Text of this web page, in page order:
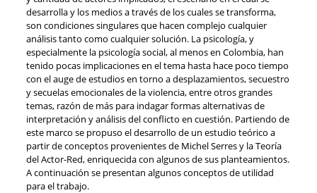
desarrolla y los medios a través de los cuales se transforma,
son condiciones singulares que hacen complejo cualquier
análisis tanto como cualquier solución. La psicología, y
especialmente la psicología social, al menos en Colombia, han
tenido pocas implicaciones en el tema hasta hace poco tiempo
con el auge de estudios en torno a desplazamientos, secuestro
y secuelas emocionales de la violencia, entre otros grandes
temas, razón de más para indagar formas alternativas de
interpretación y análisis del conflicto en cuestión. Partiendo de
este marco se propuso el desarrollo de un estudio teórico a
partir de conceptos provenientes de Michel Serres y la Teoría
del Actor-Red, enriquecida con algunos de sus planteamientos.
A continuación se presentan algunos conceptos de utilidad
para el trabajo.